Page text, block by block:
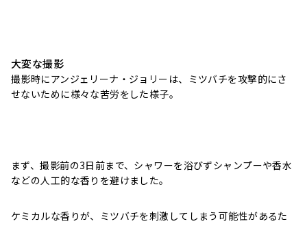
大変な撮影
撮影時にアンジェリーナ・ジョリーは、ミツバチを攻撃的にさ
せないために様々な苦労をした様子。
まず、撮影前の3日前まで、シャワーを浴びずシャンプーや香水
などの人工的な香りを避けました。
ケミカルな香りが、ミツバチを刺激してしまう可能性があるた